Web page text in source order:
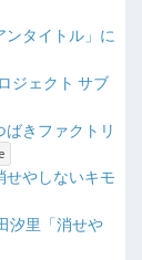
ンタイトル」に
ジェクト サブ
ばきファクトリ
せやしないキモ
汐里「消せや